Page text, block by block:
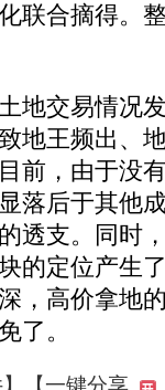
联合摘得。
交易情况
地王频出、
前，由于没
落后于其他
透支。同时
的定位产生
，高价拿地
了。
】
【一键分享